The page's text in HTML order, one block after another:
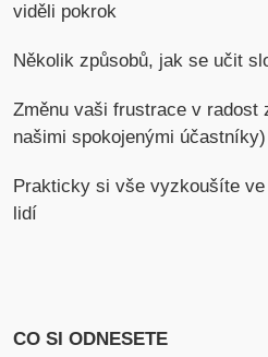
viděli pokrok
Několik způsobů, jak se učit
Změnu vaši frustrace v radost
našimi spokojenými účastníky)
Prakticky si vše vyzkoušíte
lidí
CO SI ODNESETE